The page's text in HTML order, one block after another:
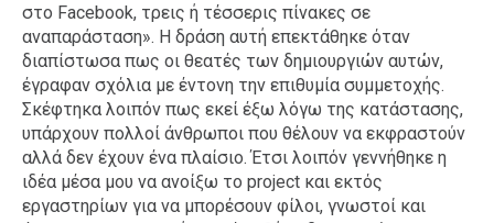
στο Facebook, τρεις ή τέσσερις πίνακες σε
αναπαράσταση». Η δράση αυτή επεκτάθηκε όταν
διαπίστωσα πως οι θεατές των δημιουργιών αυτών,
έγραφαν σχόλια με έντονη την επιθυμία συμμετοχής.
Σκέφτηκα λοιπόν πως εκεί έξω λόγω της κατάστασης,
υπάρχουν πολλοί άνθρωποι που θέλουν να εκφραστούν
αλλά δεν έχουν ένα πλαίσιο. Έτσι λοιπόν γεννήθηκε η
ιδέα μέσα μου να ανοίξω το project και εκτός
εργαστηρίων για να μπορέσουν φίλοι, γνωστοί και